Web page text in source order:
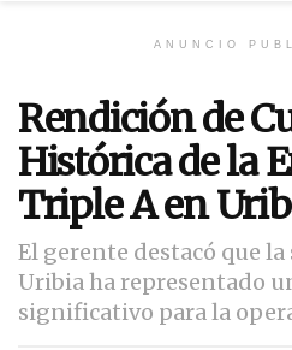
ANUNCIO
Rendición de
Histórica de la
Triple A en
El gerente destacó que
Uribia ha representado
significativo para la